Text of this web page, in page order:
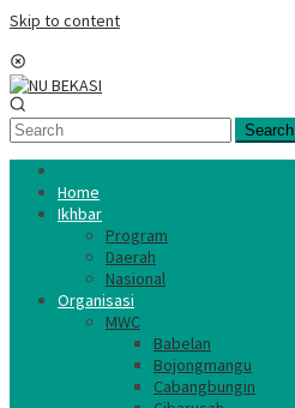
Skip to content
Search
Home
Ikhbar
Program
Daerah
Nasional
Organisasi
MWC
Babelan
Bojongmangu
Cabangbungin